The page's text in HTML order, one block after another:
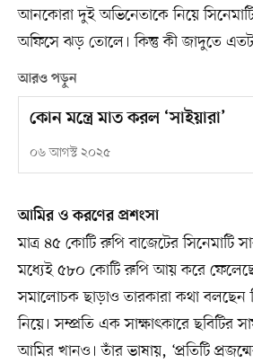
আনকোরা দুই অভিনেতাকে নিয়ে
অফিসে ঝড় তোলে। কিন্তু কী জাদুতে
আরও পড়ুন
কোন মন্ত্রে মাত করল ‘সাইয়ারা’
০৬ আগস্ট ২০২৫
আমির ও করণের প্রশংসা
মাত্র ৪৫ কোটি রুপি বাজেটের সিনেমাটি
মধ্যেই ৫৮০ কোটি রুপি আয় করে
সমালোচক ছাড়াও তারকারা কথা বলছেন
নিয়ে। সম্প্রতি এক সাক্ষাৎকারে ছবিটির
আমির খানও। তাঁর ভাষায়, ‘প্রতিটি